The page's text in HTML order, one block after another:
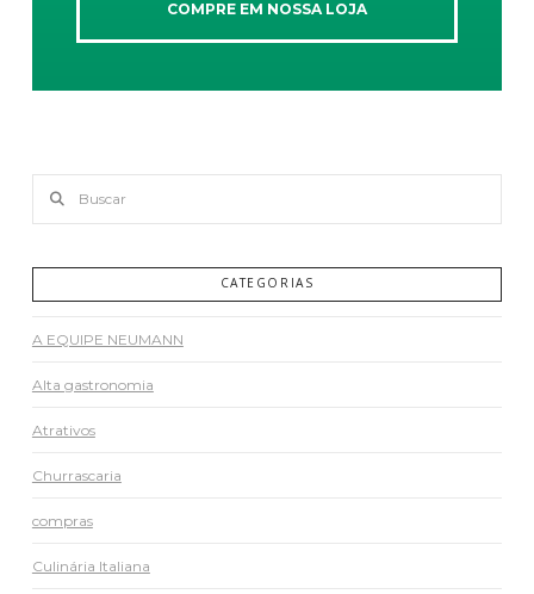
COMPRE EM NOSSA LOJA
CATEGORIAS
A EQUIPE NEUMANN
Alta gastronomia
Atrativos
Churrascaria
compras
Culinária Italiana